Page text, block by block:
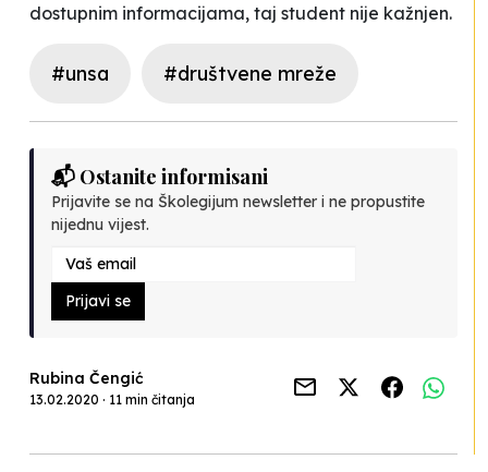
dostupnim informacijama, taj student nije kažnjen.
#unsa #društvene mreže
📬 Ostanite informisani
Prijavite se na Školegijum newsletter i ne propustite
nijednu vijest.
Prijavi se
Rubina Čengić
13.02.2020 · 11 min čitanja